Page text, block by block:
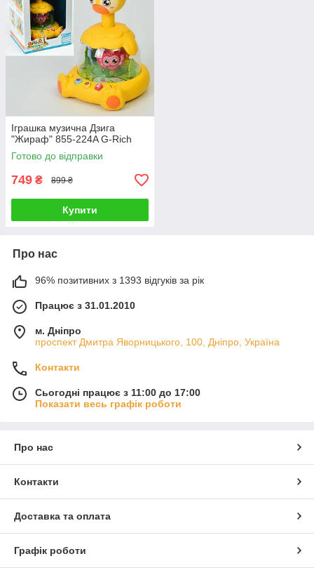
Іграшка музична Дзига
"Жираф" 855-224A G-Rich
Готово до відправки
749 ₴ 899 ₴
Купити
Про нас
96% позитивних з 1393 відгуків за рік
Працює з 31.01.2010
м. Дніпро
проспект Дмитра Яворницького, 100, Дніпро, Україна
Контакти
Сьогодні працює з 11:00 до 17:00
Показати весь графік роботи
Про нас
Контакти
Доставка та оплата
Графік роботи